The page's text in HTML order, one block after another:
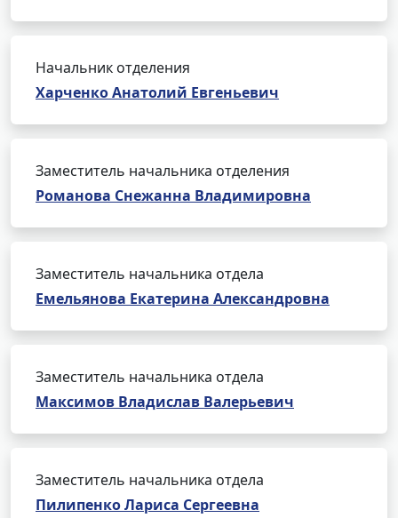
Начальник отделения
Харченко Анатолий Евгеньевич
Заместитель начальника отделения
Романова Снежанна Владимировна
Заместитель начальника отдела
Емельянова Екатерина Александровна
Заместитель начальника отдела
Максимов Владислав Валерьевич
Заместитель начальника отдела
Пилипенко Лариса Сергеевна